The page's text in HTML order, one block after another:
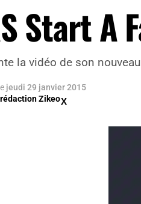
Start A
la vidéo de son
le jeudi 29 janvier 2015
Zikeo